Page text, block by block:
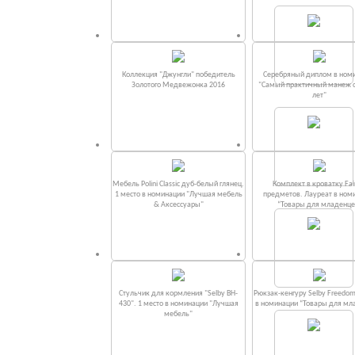
Коллекция "Джунгли" победитель
Золотого Медвежонка 2016
Серебряный диплом в
"Самый практичный манеж
лет"
Мебель Polini Classic дуб-белый глянец.
1 место в номинации "Лучшая мебель
& Аксессуары"
Комплект в кроватку
предметов. Лауреат в
“Товары для
Стульчик для кормления "Selby BH-
430". 1 место в номинации "Лучшая
мебель"
Рюкзак-кенгуру Selby
в номинации “Товары для